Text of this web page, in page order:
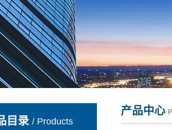
有限公司
目录/ Products
产品中心